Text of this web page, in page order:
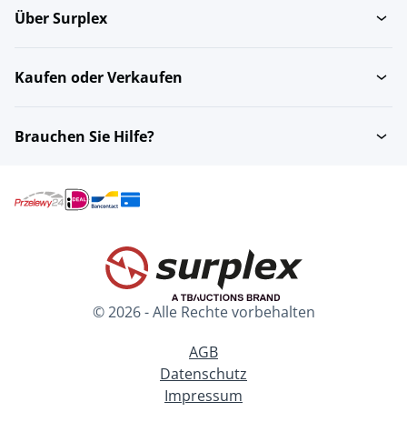
Über Surplex
Kaufen oder Verkaufen
Brauchen Sie Hilfe?
© 2026 - Alle Rechte vorbehalten
AGB
Datenschutz
Impressum